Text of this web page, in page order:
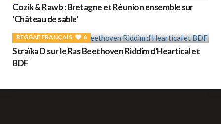
Cozik & Rawb : Bretagne et Réunion ensemble sur
'Château de sable'
REGGAE FRANÇAIS 6
Straïka D sur le Ras Beethoven Riddim d'Heartical et
BDF